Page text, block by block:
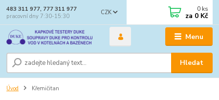
Menu
CZK
Hledat
483 311 977, 777 311 977
pracovní dny 7:30-15:30
0 ks
za 0 Kč
Úvod Křemičitan